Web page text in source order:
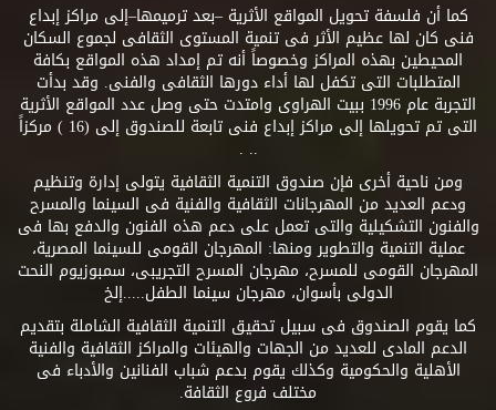
كما أن فلسفة تحويل المواقع الأثرية –بعد ترميمها–إلى مراكز إبداع
فنى كان لها عظيم الأثر فى تنمية المستوى الثقافى لجموع السكان
المحيطين بهذه المراكز وخصوصاً أنه تم إمداد هذه المواقع بكافة
المتطلبات التى تكفل لها أداء دورها الثقافى والفنى. وقد بدأت
التجربة عام 1996 ببيت الهراوى وامتدت حتى وصل عدد المواقع الأثرية
التى تم تحويلها إلى مراكز إبداع فنى تابعة للصندوق إلى (16 ) مركزاً
.. .
ومن ناحية أخرى فإن صندوق التنمية الثقافية يتولى إدارة وتنظيم
ودعم العديد من المهرجانات الثقافية والفنية فى السينما والمسرح
والفنون التشكيلية والتى تعمل على دعم هذه الفنون والدفع بها فى
عملية التنمية والتطوير ومنها: المهرجان القومى للسينما المصرية،
المهرجان القومى للمسرح، مهرجان المسرح التجريبى، سمبوزيوم النحت
الدولى بأسوان، مهرجان سينما الطفل.....إلخ
كما يقوم الصندوق فى سبيل تحقيق التنمية الثقافية الشاملة بتقديم
الدعم المادى للعديد من الجهات والهيئات والمراكز الثقافية والفنية
الأهلية والحكومية وكذلك يقوم بدعم شباب الفنانين والأدباء فى
مختلف فروع الثقافة.